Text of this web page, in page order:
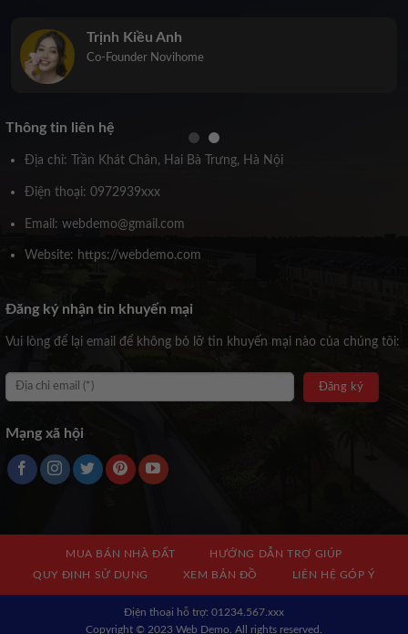
Trịnh Kiều Anh
Co-Founder Novihome
Thông tin liên hệ
Địa chỉ: Trần Khát Chân, Hai Bà Trưng, Hà Nội
Điện thoại: 0972939xxx
Email: webdemo@gmail.com
Website: https://webdemo.com
Đăng ký nhận tin khuyến mại
Vui lòng để lại email để không bỏ lỡ tin khuyến mại nào của chúng tôi:
Mạng xã hội
MUA BÁN NHÀ ĐẤT
HƯỚNG DẪN TRỢ GIÚP
QUY ĐỊNH SỬ DỤNG
XEM BẢN ĐỒ LIÊN HỆ GÓP Ý
Địện thoại hỗ trợ: 01234.567.xxx
Copyright © 2023 Web Demo. All rights reserved.